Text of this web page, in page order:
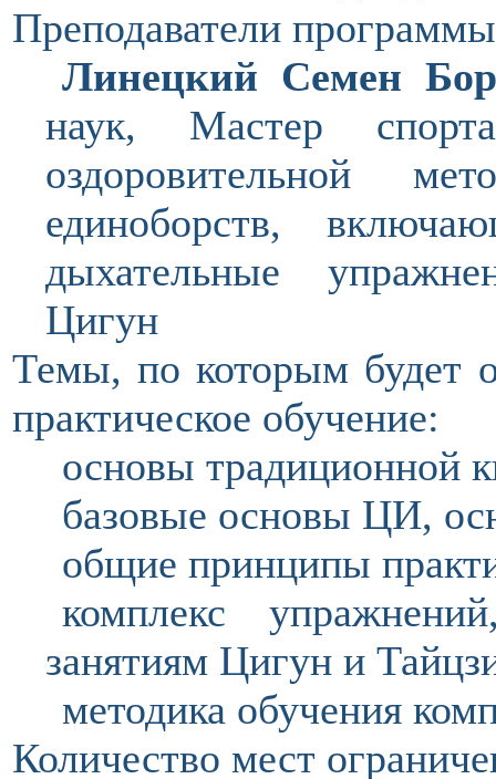
Преподаватели
Линецкий Семен
наук, Мастер
оздоровительной
единоборств,
дыхательные
Цигун
Темы, по которым будет
практическое обучение:
основы традиционной
базовые основы ЦИ,
общие принципы
комплекс
занятиям Цигун и
методика обучения
Количество мест